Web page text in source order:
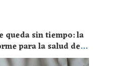
queda sin tiempo: la
para la salud de